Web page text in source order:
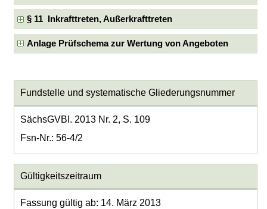
§ 11 Inkrafttreten, Außerkrafttreten
Anlage Prüfschema zur Wertung von Angeboten
Fundstelle und systematische Gliederungsnummer
SächsGVBl. 2013 Nr. 2, S. 109
Fsn-Nr.: 56-4/2
Gültigkeitszeitraum
Fassung gültig ab: 14. März 2013